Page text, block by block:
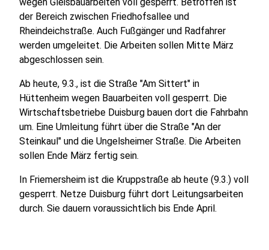
der Bereich zwischen Friedhofsallee und
Rheindeichstraße. Auch Fußgänger und Radfahrer
werden umgeleitet. Die Arbeiten sollen Mitte März
abgeschlossen sein.
Ab heute, 9.3., ist die Straße "Am Sittert" in
Hüttenheim wegen Bauarbeiten voll gesperrt. Die
Wirtschaftsbetriebe Duisburg bauen dort die Fahrbahn
um. Eine Umleitung führt über die Straße "An der
Steinkaul" und die Ungelsheimer Straße. Die Arbeiten
sollen Ende März fertig sein.
In Friemersheim ist die Kruppstraße ab heute (9.3.) voll
gesperrt. Netze Duisburg führt dort Leitungsarbeiten
durch. Sie dauern voraussichtlich bis Ende April.